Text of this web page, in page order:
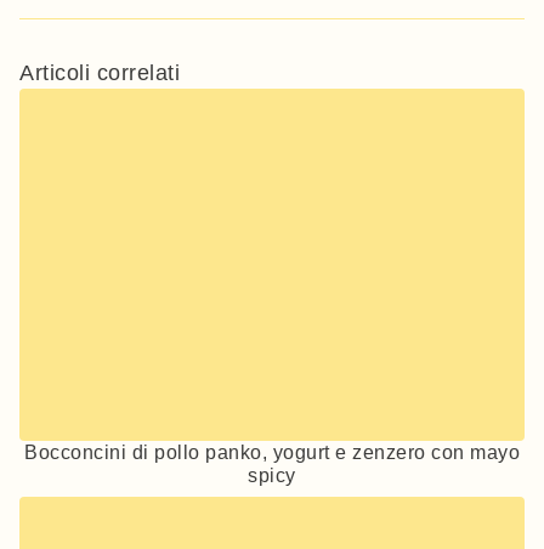
Articoli correlati
Bocconcini di pollo panko, yogurt e zenzero con mayo
spicy